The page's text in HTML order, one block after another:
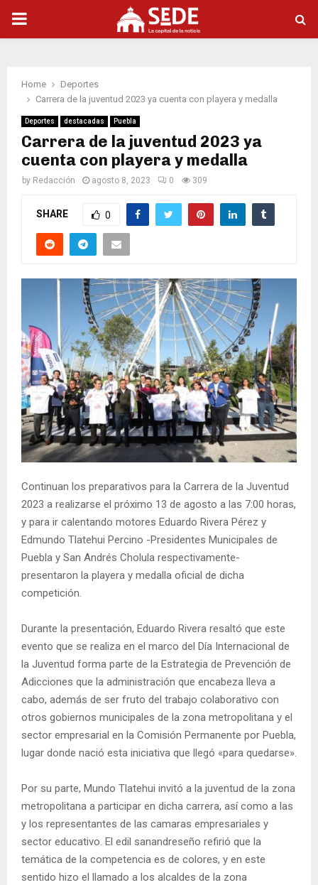
PRIMARY
Home
Deportes
Carrera de la juventud 2023 ya cuenta con playera y medalla
Deportes destacadas Puebla
Carrera de la juventud 2023 ya
cuenta con playera y medalla
by Redacción agosto 8, 2023 0 309
SHARE 0
Continuan los preparativos para la Carrera de la Juventud
2023 a realizarse el próximo 13 de agosto a las 7:00 horas,
y para ir calentando motores Eduardo Rivera Pérez y
Edmundo Tlatehui Percino -Presidentes Municipales de
Puebla y San Andrés Cholula respectivamente-
presentaron la playera y medalla oficial de dicha
competición.
Durante la presentación, Eduardo Rivera resaltó que este
evento que se realiza en el marco del Día Internacional de
la Juventud forma parte de la Estrategia de Prevención de
Adicciones que la administración que encabeza lleva a
cabo, además de ser fruto del trabajo colaborativo con
otros gobiernos municipales de la zona metropolitana y el
sector empresarial en la Comisión Permanente por Puebla,
lugar donde nació esta iniciativa que llegó «para quedarse».
Por su parte, Mundo Tlatehui invitó a la juventud de la zona
metropolitana a participar en dicha carrera, así como a las
y los representantes de las camaras empresariales y
sector educativo. El edil sanandreseño refirió que la
temática de la competencia es de colores, y en este
sentido hizo el llamado a los alcaldes de la zona